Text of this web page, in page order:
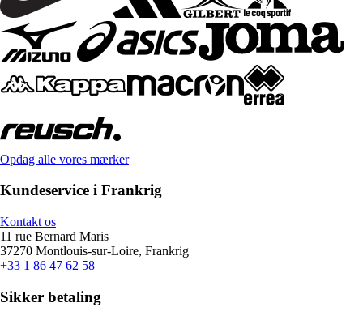
Opdag alle vores mærker
Kundeservice i Frankrig
Kontakt os
11 rue Bernard Maris
37270 Montlouis-sur-Loire, Frankrig
+33 1 86 47 62 58
Sikker betaling